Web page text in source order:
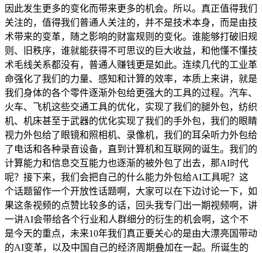
因此发生更多的变化而带来更多的机会。所以。真正值得我们
关注的，值得我们普通人关注的，并不是技术本身，而是由技
术带来的变革，随之影响的财富规则的变化。谁能够打破旧规
则、旧秩序，谁就能获得不可思议的巨大收益，和他懂不懂技
术毛线关系都没有，普通人赚钱更是如此。连续几代的工业革
命强化了我们的力量、感知和计算的效率，本质上来讲，就是
我们身体的各个零件逐渐外包给更强大的工具的过程。汽车、
火车、飞机这些交通工具的优化，实现了我们的腿外包，纺织
机、机床甚至于武器的优化实现了我们的手外包，我们的眼睛
视力外包给了眼镜和照相机、录像机，我们的耳朵听力外包给
了电话和各种录音设备，直到计算机和互联网的诞生。我们的
计算能力和信息交互能力也逐渐的被外包了出去，那AI时代
呢？接下来，我们会把自己的什么能力外包给AI工具呢？这
个话题留作一个开放性话题啊，大家可以在下边讨论一下，如
果这条视频的点赞比较多的话，回头我专门出一期视频啊，讲
一讲AI会带给各个行业和人群细分的衍生的机会啊，这个不
是今天的重点，未来10年我们真正要关心的是由大漂亮国带动
的AI变革，以及中国自己的经济周期叠加在一起。所诞生的